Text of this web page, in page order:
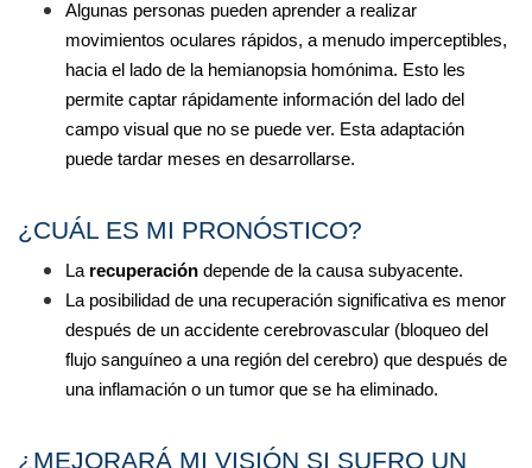
Algunas personas pueden aprender a realizar
movimientos oculares rápidos, a menudo imperceptibles,
hacia el lado de la hemianopsia homónima. Esto les
permite captar rápidamente información del lado del
campo visual que no se puede ver. Esta adaptación
puede tardar meses en desarrollarse.
¿CUÁL ES MI PRONÓSTICO?
La recuperación depende de la causa subyacente.
La posibilidad de una recuperación significativa es menor
después de un accidente cerebrovascular (bloqueo del
flujo sanguíneo a una región del cerebro) que después de
una inflamación o un tumor que se ha eliminado.
¿MEJORARÁ MI VISIÓN SI SUFRO UN